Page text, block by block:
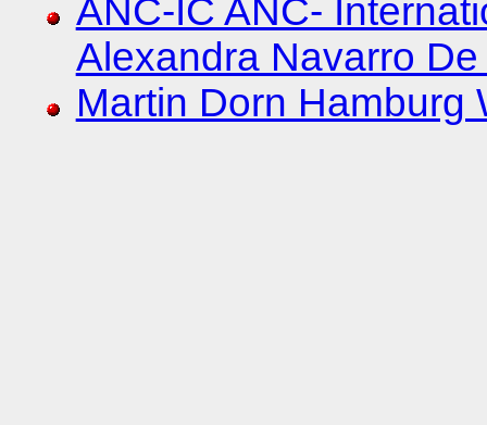
ANC-IC ANC-
Alexandra Navarro
Martin Dorn Hamburg